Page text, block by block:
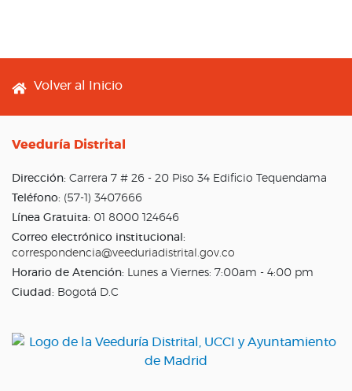
Footer menu
Volver al Inicio
Veeduría Distrital
Dirección: Carrera 7 # 26 - 20 Piso 34 Edificio Tequendama
Teléfono: (57-1) 3407666
Línea Gratuita: 01 8000 124646
Correo electrónico institucional:
correspondencia@veeduriadistrital.gov.co
Horario de Atención: Lunes a Viernes: 7:00am - 4:00 pm
Ciudad: Bogotá D.C